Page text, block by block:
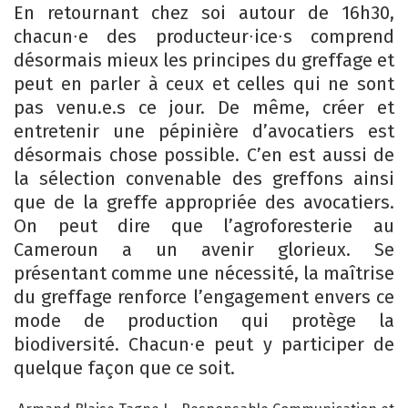
En retournant chez soi autour de 16h30,
chacun∙e des producteur∙ice∙s comprend
désormais mieux les principes du greffage et
peut en parler à ceux et celles qui ne sont
pas venu.e.s ce jour. De même, créer et
entretenir une pépinière d’avocatiers est
désormais chose possible. C’en est aussi de
la sélection convenable des greffons ainsi
que de la greffe appropriée des avocatiers.
On peut dire que l’agroforesterie au
Cameroun a un avenir glorieux. Se
présentant comme une nécessité, la maîtrise
du greffage renforce l’engagement envers ce
mode de production qui protège la
biodiversité. Chacun∙e peut y participer de
quelque façon que ce soit.